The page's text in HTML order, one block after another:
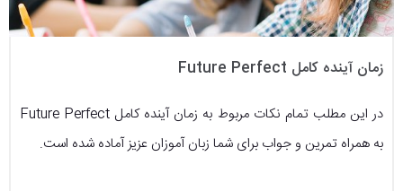
زمان آینده کامل Future Perfect
در این مطلب تمام نکات مربوط به زمان آینده کامل Future Perfect
به همراه تمرین و جواب برای شما زبان آموزان عزیز آماده شده است.